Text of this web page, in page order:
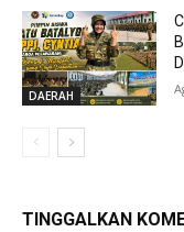
DAERAH
TINGGALKAN